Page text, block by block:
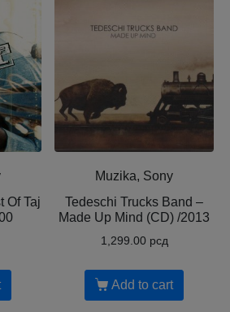
Of Taj
Muzika, Sony
Tedeschi Trucks Band ‎–
Made Up Mind (CD) /2013
1,299.00 рсд
Add to cart